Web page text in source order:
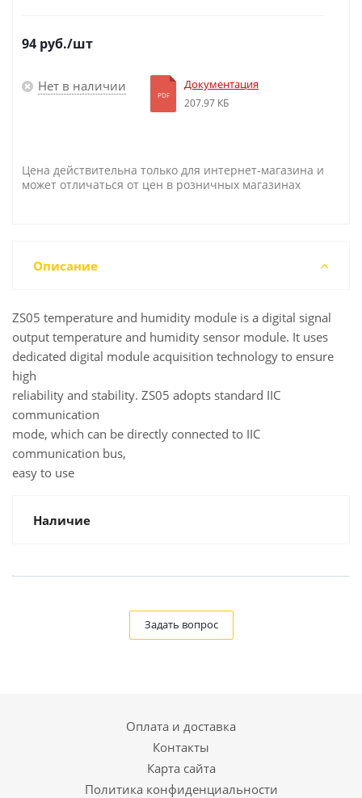
94 руб./шт
Нет в наличии
PDF
Документация
207.97 КБ
Цена действительна только для интернет-магазина и
может отличаться от цен в розничных магазинах
Описание
ZS05 temperature and humidity module is a digital signal
output temperature and humidity sensor module. It uses
dedicated digital module acquisition technology to ensure
high
reliability and stability. ZS05 adopts standard IIC
communication
mode, which can be directly connected to IIC
communication bus,
easy to use
Наличие
Задать вопрос
Оплата и доставка
Контакты
Карта сайта
Политика конфиденциальности